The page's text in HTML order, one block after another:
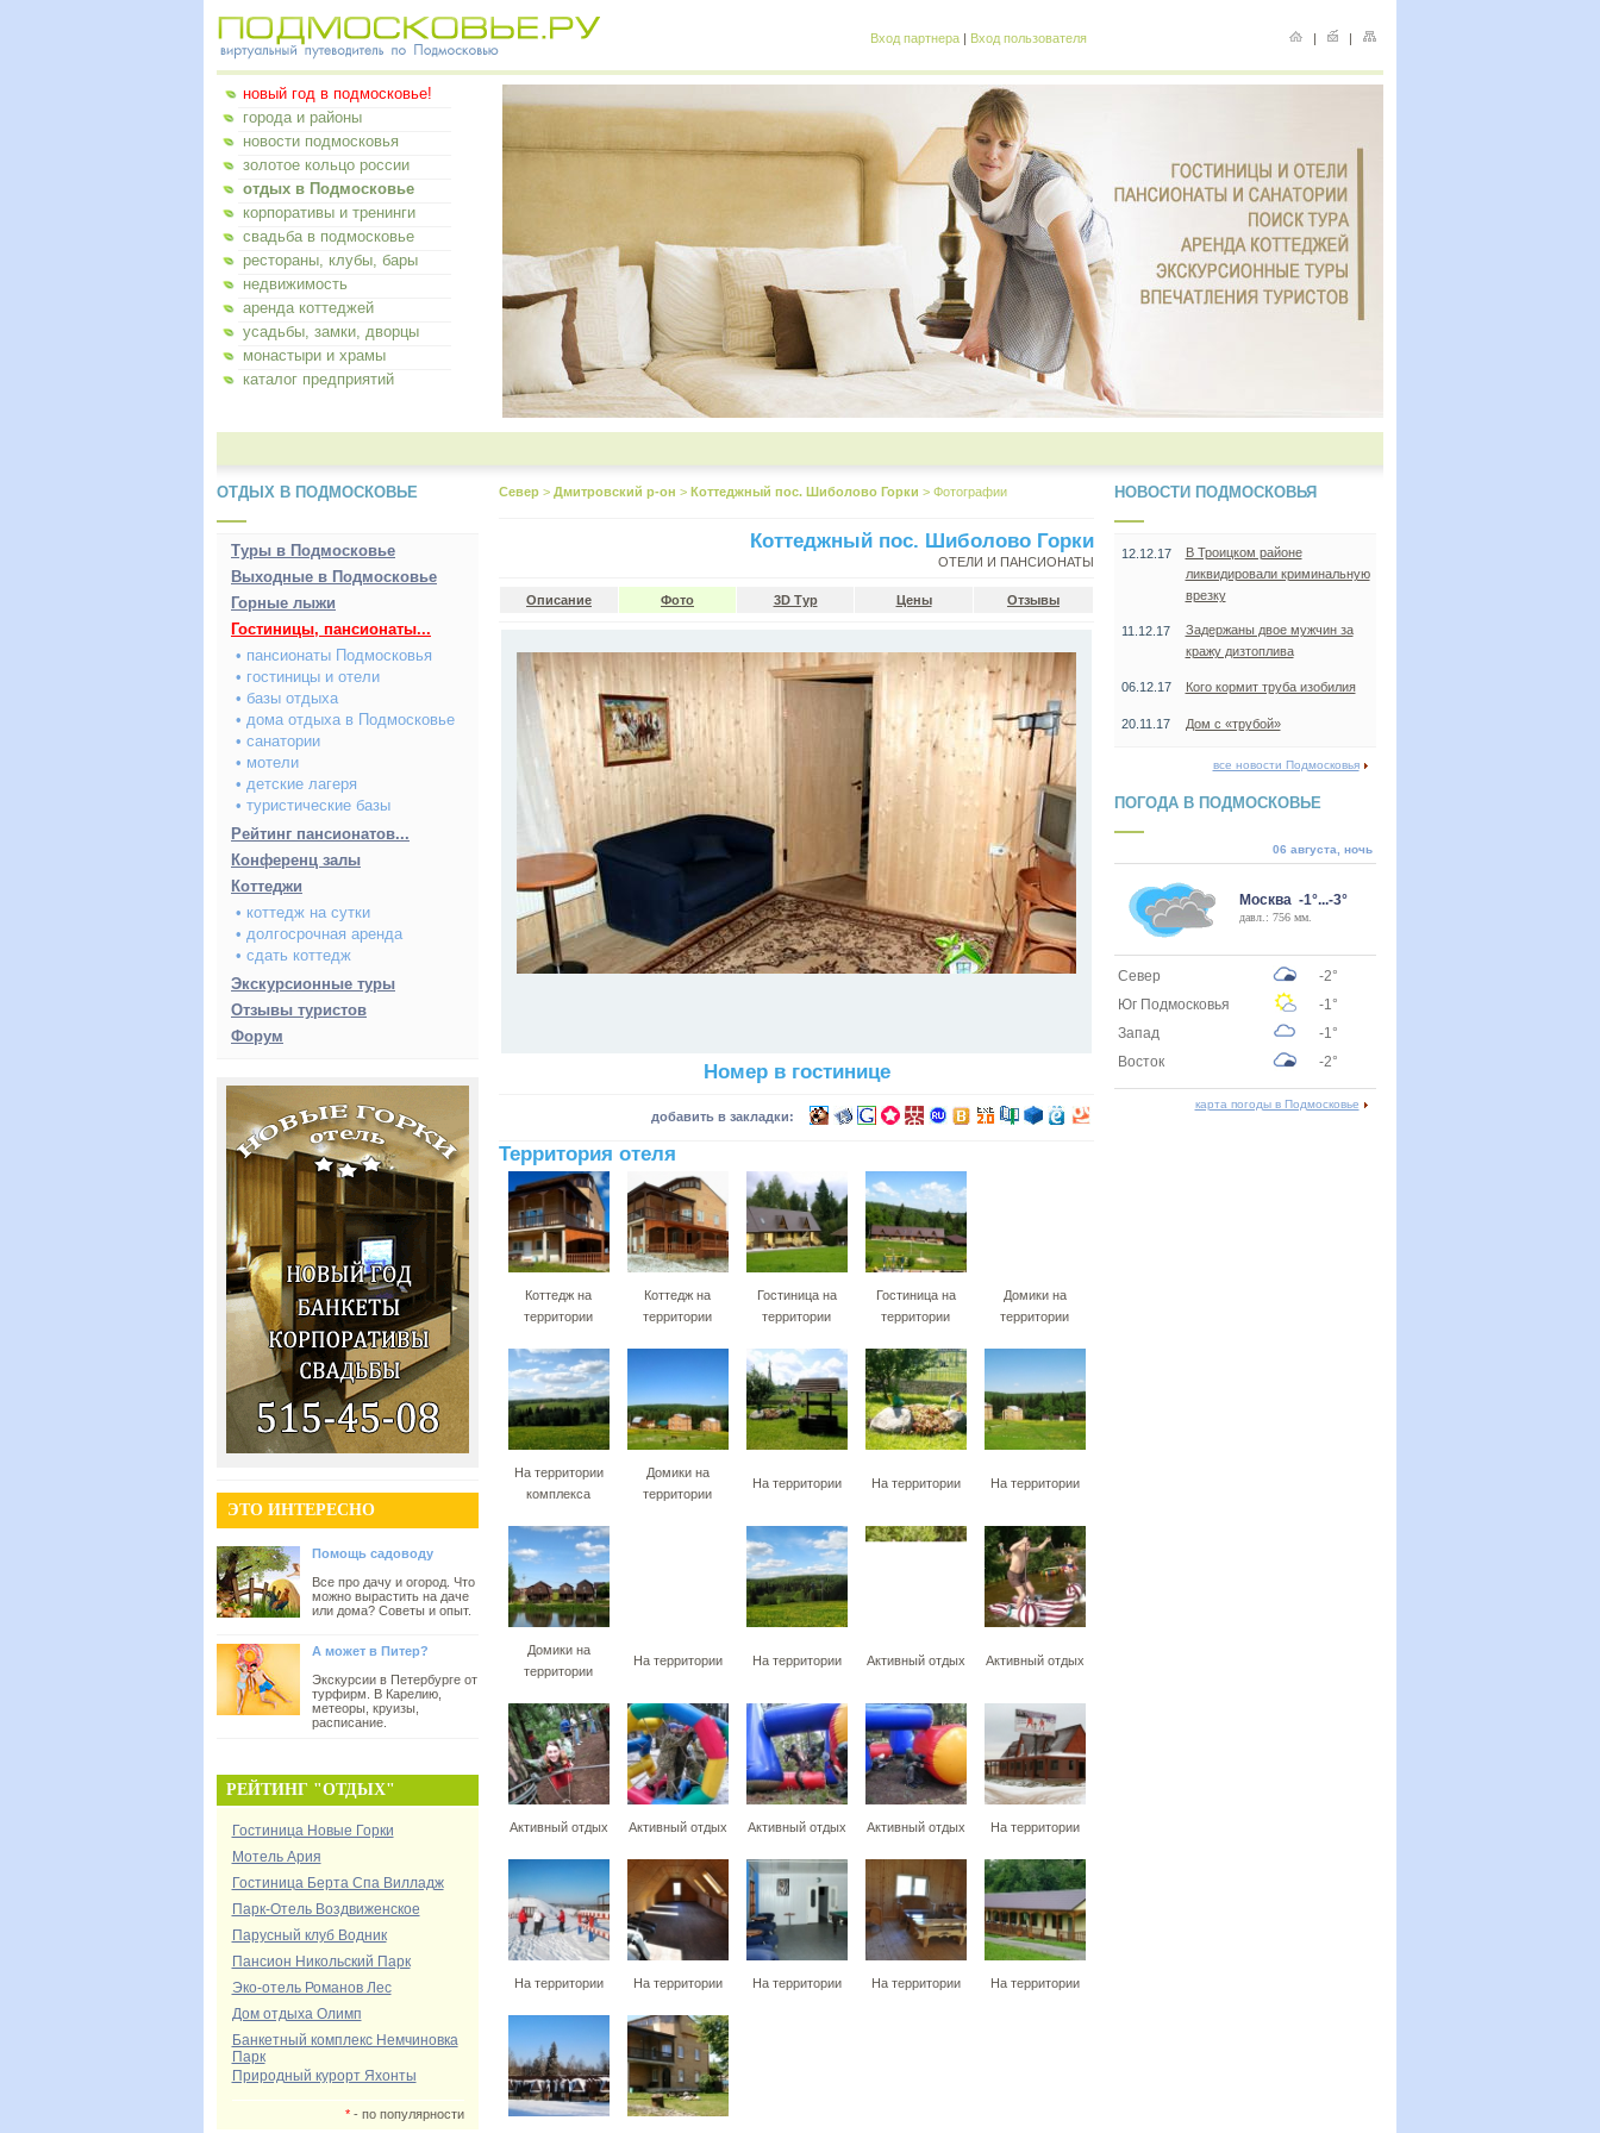
Вход партнера | Вход пользователя | |
новый год в подмосковье!
города и районы
новости подмосковья
золотое кольцо россии
отдых в Подмосковье
корпоративы и тренинги
свадьба в подмосковье
рестораны, клубы, бары
недвижимость
аренда коттеджей
усадьбы, замки, дворцы
монастыри и храмы
каталог предприятий
ОТДЫХ В ПОДМОСКОВЬЕ
Туры в Подмосковье
Выходные в Подмосковье
Горные лыжи
Гостиницы, пансионаты...
• пансионаты Подмосковья
• гостиницы и отели
• базы отдыха
• дома отдыха в Подмосковье
• санатории
• мотели
• детские лагеря
• туристические базы
Рейтинг пансионатов...
Конференц залы
Коттеджи
• коттедж на сутки
• долгосрочная аренда
• сдать коттедж
Экскурсионные туры
Отзывы туристов
Форум
ЭТО ИНТЕРЕСНО
Помощь садоводу
Все про дачу и огород. Что
можно вырастить на даче
или дома? Советы и опыт.
А может в Питер?
Экскурсии в Петербурге от
турфирм. В Карелию,
метеоры, круизы,
расписание.
РЕЙТИНГ "ОТДЫХ"
Гостиница Новые Горки
Мотель Ария
Гостиница Берта Спа Вилладж
Парк-Отель Воздвиженское
Парусный клуб Водник
Пансион Никольский Парк
Эко-отель Романов Лес
Дом отдыха Олимп
Банкетный комплекс Немчиновка
Парк
Природный курорт Яхонты
*- по популярности
Север > Дмитровский р-он > Коттеджный пос. Шиболово Горки > Фотографии
Коттеджный пос. Шиболово Горки
ОТЕЛИ И ПАНСИОНАТЫ
Описание Фото 3D Тур Цены Отзывы
Номер в гостинице
добавить в закладки:
Территория отеля
Коттедж на
территории
Коттедж на
территории
Гостиница на
территории
Гостиница на
территории
Домики на
территории
На территории
комплекса
Домики на
территории
На территории На территории На территории
Домики на
территории
На территории На территории Активный отдых Активный отдых
Активный отдых Активный отдых Активный отдых Активный отдых На территории
На территории На территории На территории На территории На территории
НОВОСТИ ПОДМОСКОВЬЯ
12.12.17
В Троицком районе
ликвидировали криминальную
врезку
11.12.17
Задержаны двое мужчин за
кражу дизтоплива
06.12.17 Кого кормит труба изобилия
20.11.17 Дом с «трубой»
все новости Подмосковья
ПОГОДА В ПОДМОСКОВЬЕ
06 августа, ночь
Москва -1°...-3°
давл.: 756 мм.
Север
-2°
Юг Подмосковья
-1°
Запад
-1°
Восток
-2°
карта погоды в Подмосковье